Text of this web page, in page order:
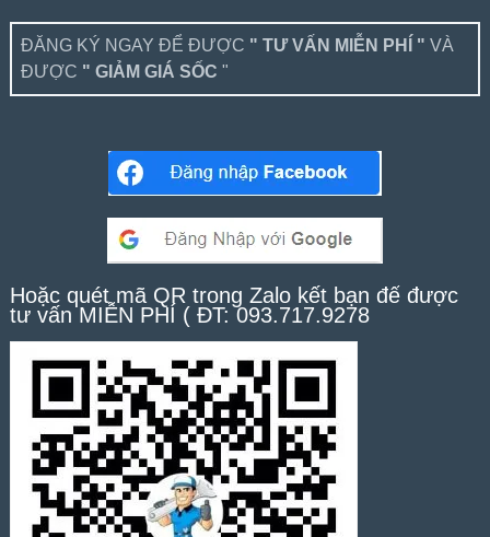
ĐĂNG KÝ NGAY ĐỂ ĐƯỢC " TƯ VẤN MIỄN PHÍ " VÀ
ĐƯỢC " GIẢM GIÁ SỐC "
Hoặc quét mã QR trong Zalo kết bạn để được
tư vấn MIỄN PHÍ ( ĐT: 093.717.9278